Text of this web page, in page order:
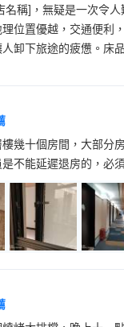
名稱]，無疑是一次令
位置優越，交通便利
卸下旅途的疲憊。床
幾十個房間，大部分
不能延遲退房的，必